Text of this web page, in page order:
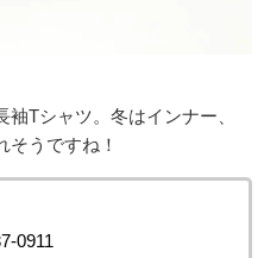
Tシャツ。冬はインナー、
そうですね！
0911